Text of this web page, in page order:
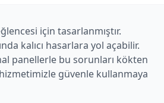
için tasarlanmıştır.
kalıcı hasarlara yol açabilir.
panellerle bu sorunları kökten
güvenle kullanmaya